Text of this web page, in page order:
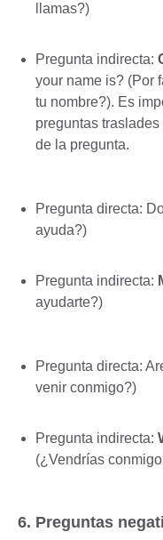
llamas?)
Pregunta indirecta:
your name is? (Por
tu nombre?). Es
preguntas
de la pregunta.
Pregunta directa:
ayuda?)
Pregunta indirecta:
ayudarte?)
Pregunta directa:
venir conmigo?)
Pregunta indirecta:
(¿Vendrías
6. Preguntas